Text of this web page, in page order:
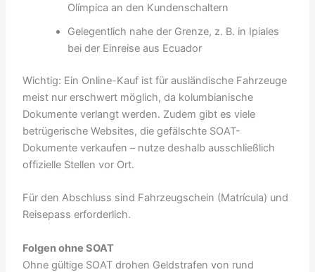
Olímpica an den Kundenschaltern
Gelegentlich nahe der Grenze, z. B. in Ipiales
bei der Einreise aus Ecuador
Wichtig: Ein Online-Kauf ist für ausländische Fahrzeuge
meist nur erschwert möglich, da kolumbianische
Dokumente verlangt werden. Zudem gibt es viele
betrügerische Websites, die gefälschte SOAT-
Dokumente verkaufen – nutze deshalb ausschließlich
offizielle Stellen vor Ort.
Für den Abschluss sind Fahrzeugschein (Matrícula) und
Reisepass erforderlich.
Folgen ohne SOAT
Ohne gültige SOAT drohen Geldstrafen von rund